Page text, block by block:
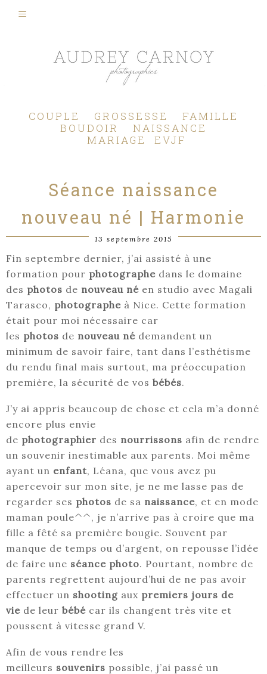
COUPLE GROSSESSE
FAMILLE
BOUDOIR
NAISSANCE
MARIAGE
EVJF
Séance naissance
nouveau né | Harmonie
13 septembre 2015
Fin septembre dernier, j’ai assisté à une
formation pour photographe dans le domaine
des photos de nouveau né en studio avec Magali
Tarasco, photographe à Nice. Cette formation
était pour moi nécessaire car
les photos de nouveau né demandent un
minimum de savoir faire, tant dans l’esthétisme
du rendu final mais surtout, ma préoccupation
première, la sécurité de vos bébés.
J’y ai appris beaucoup de chose et cela m’a donné
encore plus envie
de photographier des nourrissons afin de rendre
un souvenir inestimable aux parents. Moi même
ayant un enfant, Léana, que vous avez pu
apercevoir sur mon site, je ne me lasse pas de
regarder ses photos de sa naissance, et en mode
maman poule^^, je n’arrive pas à croire que ma
fille a fêté sa première bougie. Souvent par
manque de temps ou d’argent, on repousse l’idée
de faire une séance photo. Pourtant, nombre de
parents regrettent aujourd’hui de ne pas avoir
effectuer un shooting aux premiers jours de
vie de leur bébé car ils changent très vite et
poussent à vitesse grand V.
Afin de vous rendre les
meilleurs souvenirs possible, j’ai passé un